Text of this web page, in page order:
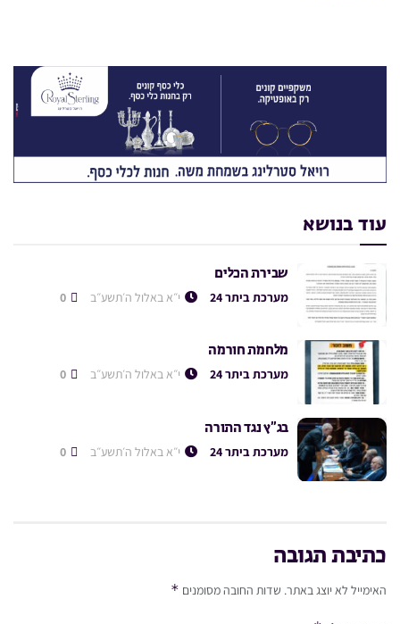
עוד בנושא
שבירת הכלים
מערכת ביתר 24 י״א באלול ה׳תשע״ב
מלחמת חורמה
מערכת ביתר 24 י״א באלול ה׳תשע״ב
בג”ץ נגד התורה
מערכת ביתר 24 י״א באלול ה׳תשע״ב
כתיבת תגובה
האימייל לא יוצג באתר. שדות החובה מסומנים *